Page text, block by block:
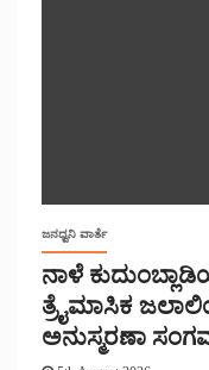
ಜನಧ್ವನಿ ವಾರ್ತೆ
ನಾಳೆ
ತ್ರೈಮಾಸಿಕ
ಅನುಸ್ಮರಣಾ